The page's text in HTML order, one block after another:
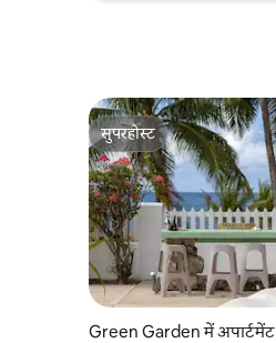
सुपरहोस्ट
सुपरहोस्ट
Green Garden में अपार्टमेंट